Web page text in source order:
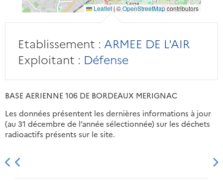
Leaflet |©OpenStreetMapcontributors
Etablissement : ARMEE DE L'AIR
Exploitant : Défense
BASE AERIENNE 106 DE BORDEAUX MERIGNAC
Les données présentent les dernières informations à jour
(au 31 décembre de l’année sélectionnée) sur les déchets
radioactifs présents sur le site.